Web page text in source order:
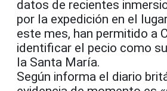
datos de recientes
por la expedición en el
este mes, han permitido a
identificar el pecio como
la Santa María.
Según informa el diario